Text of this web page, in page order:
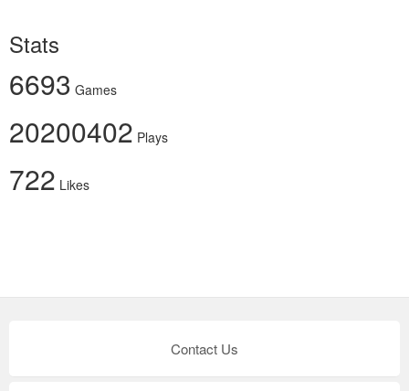
Stats
6693 Games
20200402 Plays
722 Likes
Contact Us